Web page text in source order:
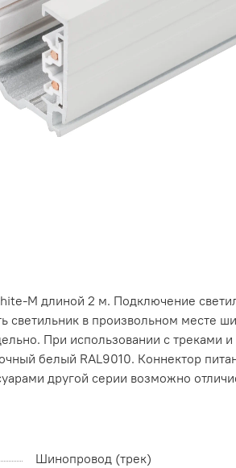
M длиной 2 м. Подключение
светильник в произвольном месте
При использовании с
белый RAL9010. Коннектор
другой серии возможно
Шинопровод (трек)